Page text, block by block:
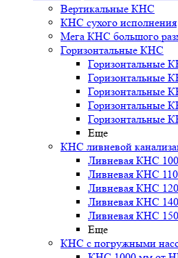
Вертикальные КНС
КНС сухого исполнения
Мега КНС большого
Горизонтальные КНС
Горизонтальные
Горизонтальные
Горизонтальные
Горизонтальные
Горизонтальные
Еще
КНС ливневой
Ливневая КНС
Ливневая КНС
Ливневая КНС
Ливневая КНС
Ливневая КНС
Еще
КНС с погружными